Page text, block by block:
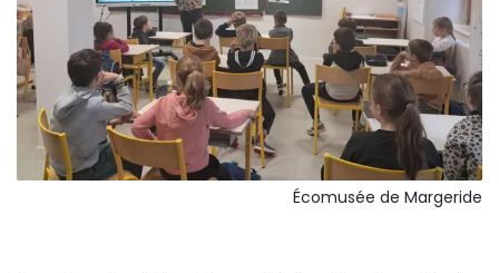
Écomusée de Margeride